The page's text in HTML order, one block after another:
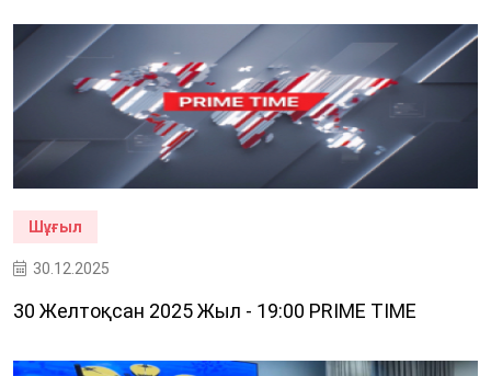
Шұғыл
30.12.2025
30 Желтоқсан 2025 Жыл - 19:00 PRIME TIME